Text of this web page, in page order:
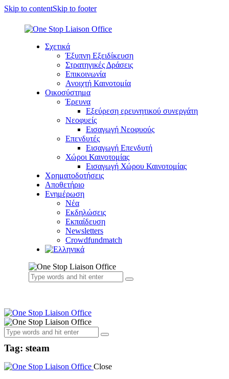
Skip to contentSkip to footer
Σχετικά
Έξυπνη Εξειδίκευση
Στρατηγικές Δράσεις
Επικοινωνία
Ανοιχτή Καινοτομία
Οικοσύστημα
Έρευνα
Εξεύρεση ερευνητικού συνεργάτη
Νεοφυείς
Εισαγωγή Νεοφυούς
Επενδυτές
Εισαγωγή Επενδυτή
Χώροι Καινοτομίας
Εισαγωγή Χώρου Καινοτομίας
Χρηματοδοτήσεις
Αποθετήριο
Ενημέρωση
Νέα
Εκδηλώσεις
Εκπαίδευση
Newsletters
Crowdfundmatch
Tag: steam
Close